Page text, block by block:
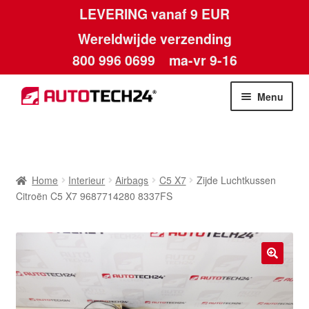
LEVERING vanaf 9 EUR
Wereldwijde verzending
800 996 0699 ma-vr 9-16
Ga
door
Ga
naar
Menu
Contact
Home Interieur Airbags C5 X7
Zijde Luchtkussen
Citroën C5 X7 9687714280 8337FS